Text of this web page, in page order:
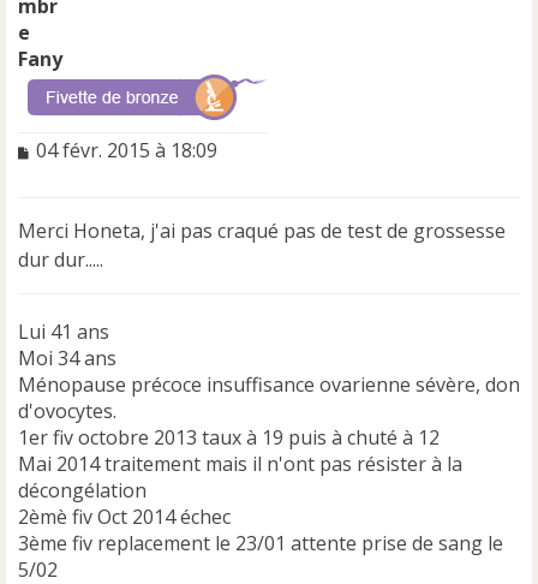
Fany
M
s
a
g
o
n
l
u
04 févr. 2015 à 18:09
Merci Honeta, j'ai pas craqué pas de test de grossesse
dur dur.....
Lui 41 ans
Moi 34 ans
Ménopause précoce insuffisance ovarienne sévère, don
d'ovocytes.
1er fiv octobre 2013 taux à 19 puis à chuté à 12
Mai 2014 traitement mais il n'ont pas résister à la
décongélation
2èmè fiv Oct 2014 échec
3ème fiv replacement le 23/01 attente prise de sang le
5/02